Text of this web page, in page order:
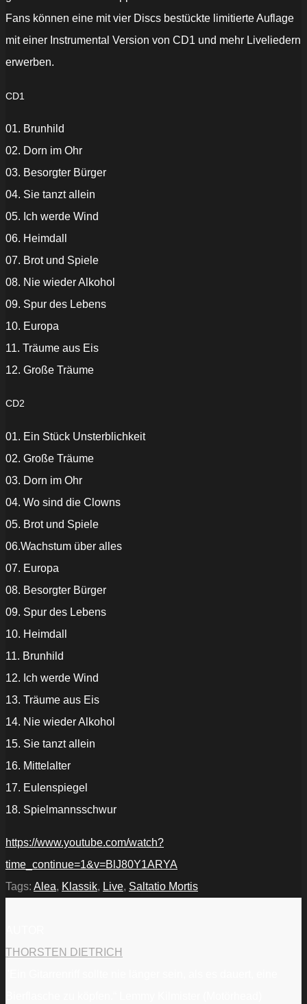
Fans können eine mit vier Discs bestückte limitierte Auflage
mit einer Instrumental Version von CD1 und mehr Liveliedern
erwerben.
CD1
01. Brunhild
02. Dorn im Ohr
03. Besorgter Bürger
04. Sie tanzt allein
05. Ich werde Wind
06. Heimdall
07. Brot und Spiele
08. Nie wieder Alkohol
09. Spur des Lebens
10. Europa
11. Träume aus Eis
12. Große Träume
CD2
01. Ein Stück Unsterblichkeit
02. Große Träume
03. Dorn im Ohr
04. Wo sind die Clowns
05. Brot und Spiele
06.Wachstum über alles
07. Europa
08. Besorgter Bürger
09. Spur des Lebens
10. Heimdall
11. Brunhild
12. Ich werde Wind
13. Träume aus Eis
14. Nie wieder Alkohol
15. Sie tanzt allein
16. Mittelalter
17. Eulenspiegel
18. Spielmannsschwur
https://www.youtube.com/watch?
time_continue=1&v=BlJ80Y1ARYA
Tags: Alea, Klassik, Live, Saltatio Mortis
THORSTEN DIETRICH